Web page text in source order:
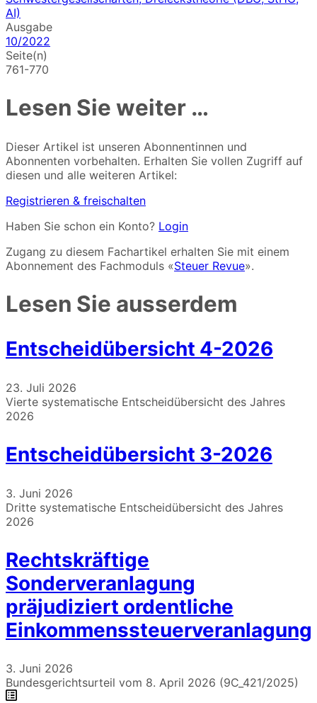
Ausgabe
10/2022
Seite(n)
761-770
Lesen Sie weiter …
Dieser Artikel ist unseren Abonnentinnen und
Abonnenten vorbehalten. Erhalten Sie vollen Zugriff auf
diesen und alle weiteren Artikel:
Registrieren & freischalten
Haben Sie schon ein Konto? Login
Zugang zu diesem Fachartikel erhalten Sie mit einem
Abonnement des Fachmoduls «Steuer Revue».
Lesen Sie ausserdem
Entscheidübersicht 4-2026
23. Juli 2026
Vierte systematische Entscheidübersicht des Jahres
2026
Entscheidübersicht 3-2026
3. Juni 2026
Dritte systematische Entscheidübersicht des Jahres
2026
Rechtskräftige
Sonderveranlagung
präjudiziert ordentliche
Einkommenssteuerveranlagung
3. Juni 2026
Bundesgerichtsurteil vom 8. April 2026 (9C_421/2025)